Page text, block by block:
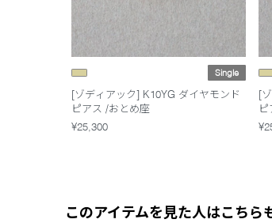
Single
[ゾディアック] K10YG ダイヤモンド
ピアス /おとめ座
¥25,300
[
このアイテムを見た人はこちら